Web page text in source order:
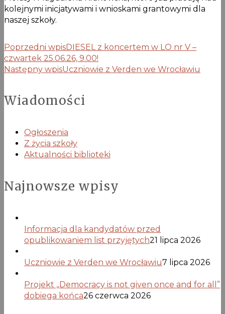
kolejnymi inicjatywami i wnioskami grantowymi dla
naszej szkoły.
Poprzedni wpisDIESEL z koncertem w LO nr V –
czwartek 25.06.26, 9.00!
Następny wpisUczniowie z Verden we Wrocławiu
Wiadomości
Ogłoszenia
Z życia szkoły
Aktualności biblioteki
Najnowsze wpisy
Informacja dla kandydatów przed
opublikowaniem list przyjętych21 lipca 2026
Uczniowie z Verden we Wrocławiu7 lipca 2026
Projekt „Democracy is not given once and for all”
dobiega końca26 czerwca 2026